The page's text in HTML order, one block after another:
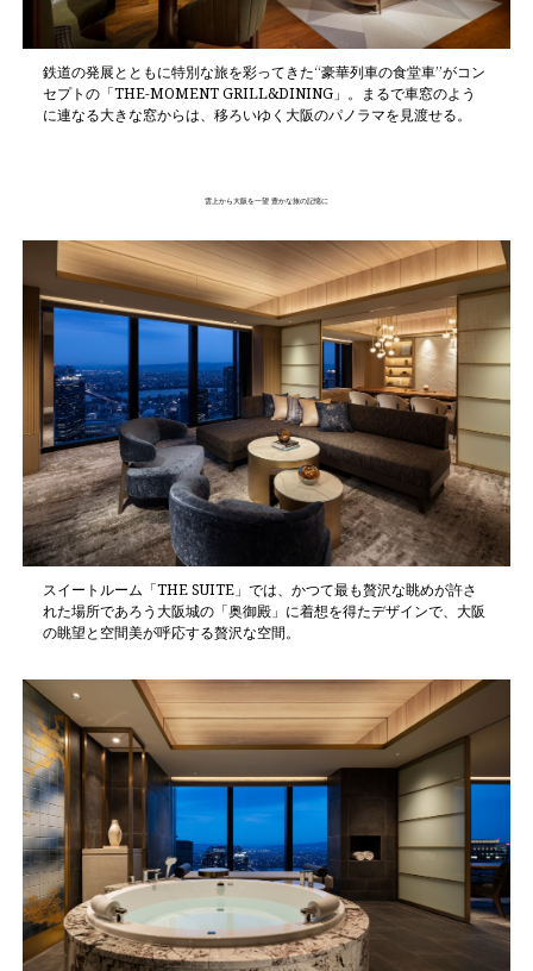
鉄道の発展とともに特別な旅を彩ってきた“豪華列車の食堂車”がコン
セプトの「THE-MOMENT GRILL&DINING」。まるで車窓のよう
に連なる大きな窓からは、移ろいゆく大阪のパノラマを見渡せる。
雲上から大阪を一望 豊かな旅の記憶に
スイートルーム「THE SUITE」では、かつて最も贅沢な眺めが許さ
れた場所であろう大阪城の「奥御殿」に着想を得たデザインで、大阪
の眺望と空間美が呼応する贅沢な空間。